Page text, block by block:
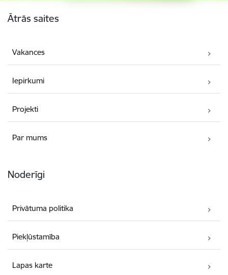
Ātrās saites
Vakances
Iepirkumi
Projekti
Par mums
Noderīgi
Privātuma politika
Piekļūstamība
Lapas karte